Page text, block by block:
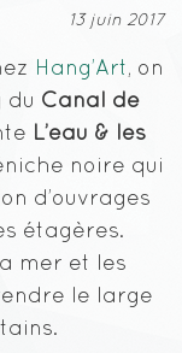
13 juin 2017
Hang’Art, on
du Canal de
L’eau & les
noire qui
d’ouvrages
étagères.
mer et les
le large